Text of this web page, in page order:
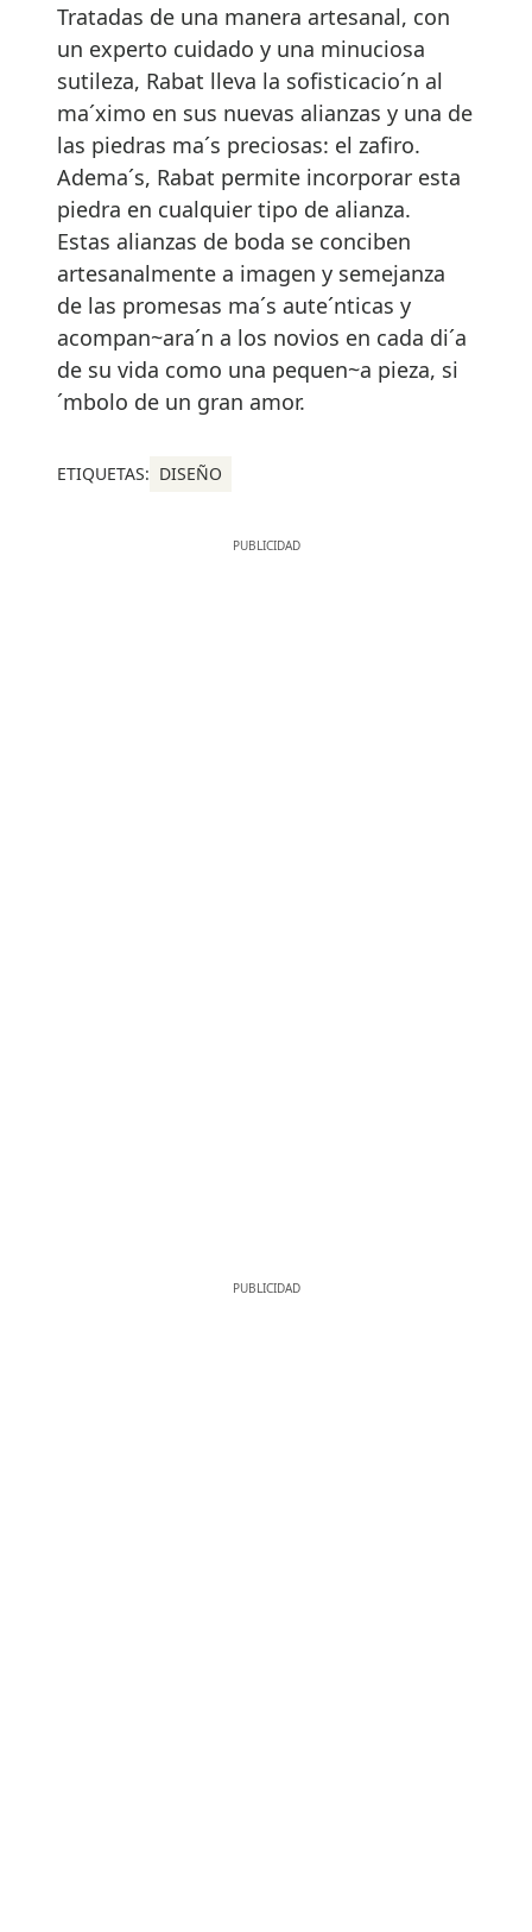
Tratadas de una manera artesanal, con
un experto cuidado y una minuciosa
sutileza, Rabat lleva la sofisticacio´n al
ma´ximo en sus nuevas alianzas y una de
las piedras ma´s preciosas: el zafiro.
Adema´s, Rabat permite incorporar esta
piedra en cualquier tipo de alianza.
Estas alianzas de boda se conciben
artesanalmente a imagen y semejanza
de las promesas ma´s aute´nticas y
acompan~ara´n a los novios en cada di´a
de su vida como una pequen~a pieza, si
´mbolo de un gran amor.
ETIQUETAS: DISEÑO